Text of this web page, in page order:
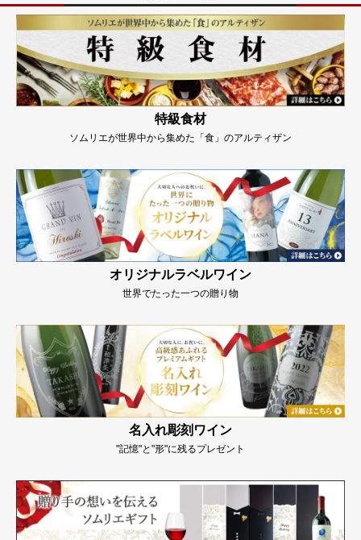
特級食材
ソムリエが世界中から集めた「食」のアルティザン
オリジナルラベルワイン
世界でたった一つの贈り物
名入れ彫刻ワイン
"記憶"と"形"に残るプレゼント